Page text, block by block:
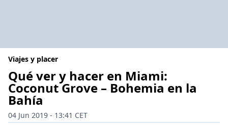
Viajes y placer
Qué ver y hacer en Miami:
Coconut Grove – Bohemia en la
Bahía
04 Jun 2019 - 13:41 CET